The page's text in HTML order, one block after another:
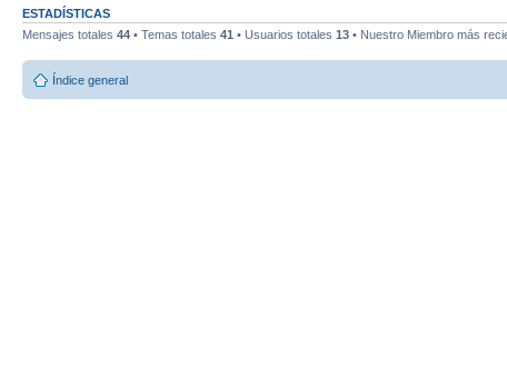
ESTADÍSTICAS
Mensajes totales 44 • Temas totales 41 • Usuarios totales 13 • Nuestro Miembro más
Índice general